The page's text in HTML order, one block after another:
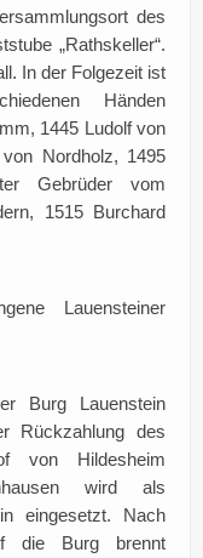
des
„Rathskeller“.
In der Folgezeit ist
Händen
1445 Ludolf von
Nordholz, 1495
Gebrüder vom
1515 Burchard
Lauensteiner
Burg Lauenstein
Rückzahlung des
von Hildesheim
wird als
eingesetzt. Nach
die Burg brennt